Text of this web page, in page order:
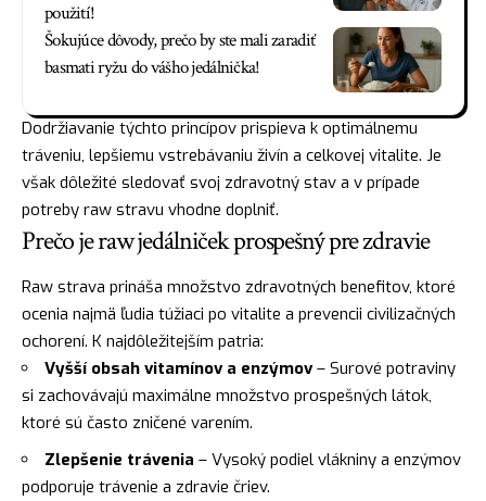
použití!
Šokujúce dôvody, prečo by ste mali zaradiť
basmati ryžu do vášho jedálnička!
Dodržiavanie týchto princípov prispieva k optimálnemu
tráveniu, lepšiemu vstrebávaniu živín a celkovej vitalite. Je
však dôležité sledovať svoj zdravotný stav a v prípade
potreby raw stravu vhodne doplniť.
Prečo je raw jedálniček prospešný pre zdravie
Raw strava prináša množstvo zdravotných benefitov, ktoré
ocenia najmä ľudia túžiaci po vitalite a prevencii civilizačných
ochorení. K najdôležitejším patria:
Vyšší obsah vitamínov a enzýmov– Surové potraviny
si zachovávajú maximálne množstvo prospešných látok,
ktoré sú často zničené varením.
Zlepšenie trávenia – Vysoký podiel vlákniny a enzýmov
podporuje trávenie a zdravie čriev.